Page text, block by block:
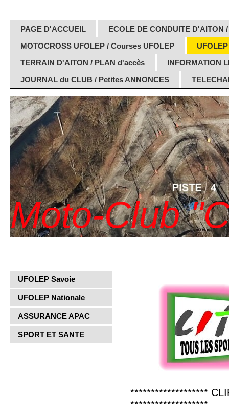
PAGE D'ACCUEIL
ECOLE DE CONDUITE D'AITON
MOTOCROSS UFOLEP / Courses UFOLEP
TERRAIN D'AITON / PLAN d'accès
INFORMATION
JOURNAL du CLUB / Petites ANNONCES
Moto-Club
UFOLEP Savoie
UFOLEP Nationale
ASSURANCE APAC
SPORT ET SANTE
*******************
*******************